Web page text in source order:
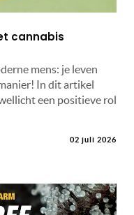
cannabis
mens: je leven
In dit artikel
een positieve rol
02 juli 2026